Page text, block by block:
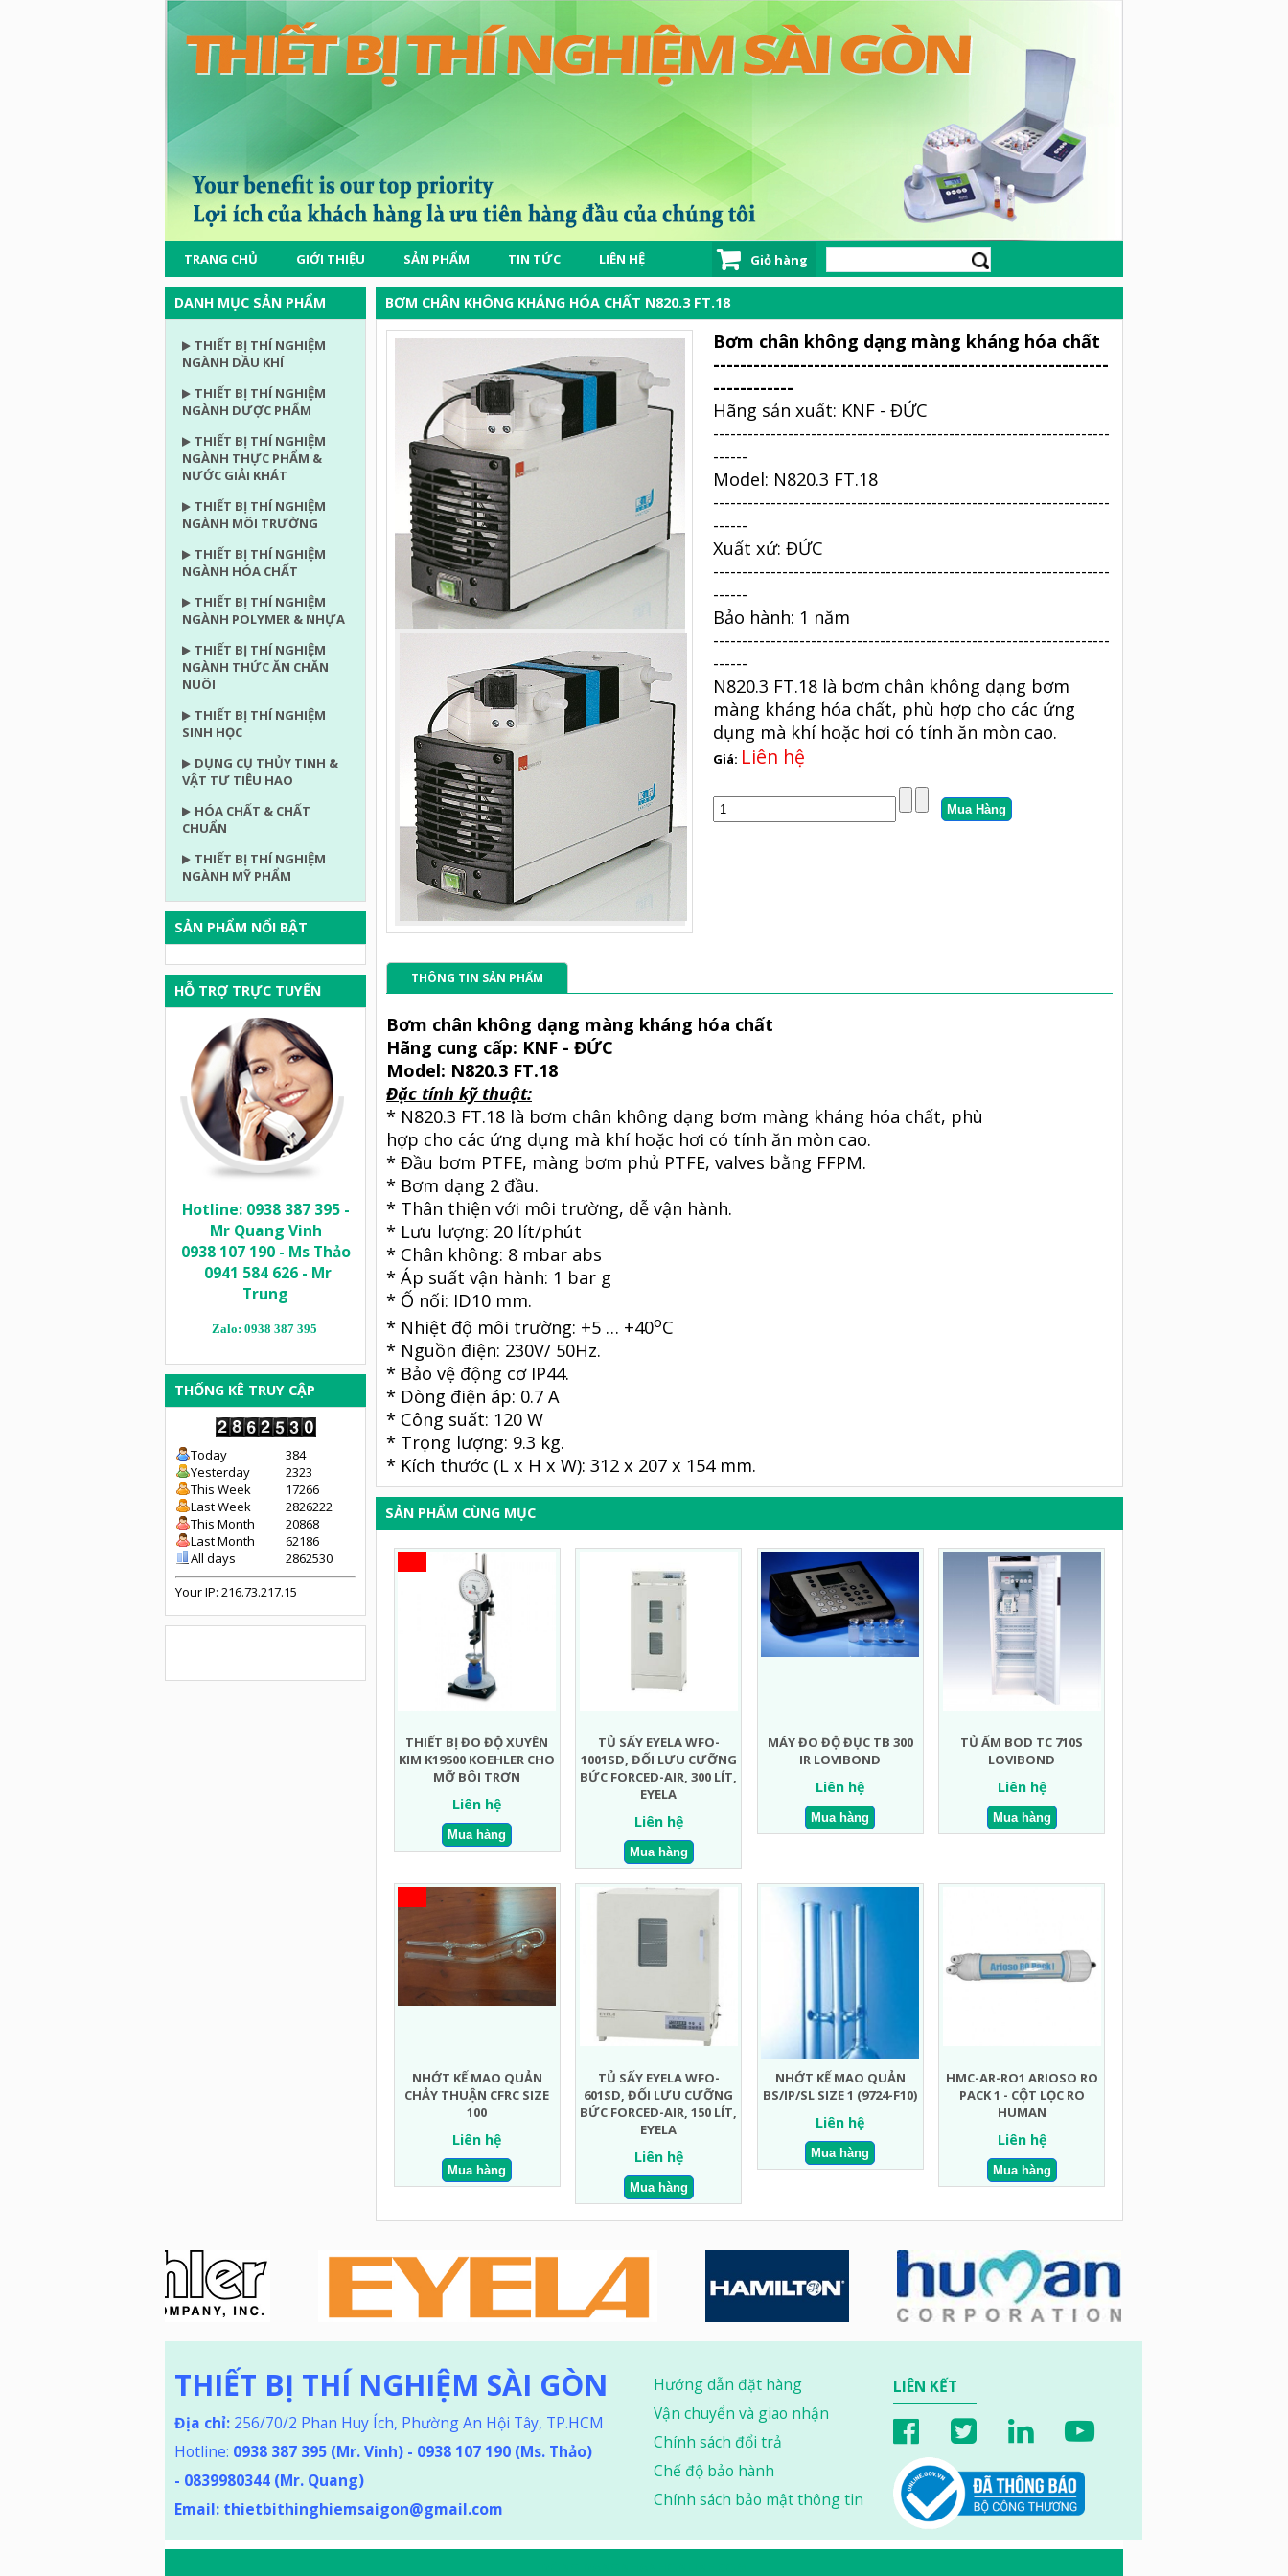
Giỏ hàng
TRANG CHỦ GIỚI THIỆU SẢN PHẨM TIN TỨC LIÊN HỆ
DANH MỤC SẢN PHẨM
THIẾT BỊ THÍ NGHIỆM
NGÀNH DẦU KHÍ
THIẾT BỊ THÍ NGHIỆM
NGÀNH DƯỢC PHẨM
THIẾT BỊ THÍ NGHIỆM
NGÀNH THỰC PHẨM &
NƯỚC GIẢI KHÁT
THIẾT BỊ THÍ NGHIỆM
NGÀNH MÔI TRƯỜNG
THIẾT BỊ THÍ NGHIỆM
NGÀNH HÓA CHẤT
THIẾT BỊ THÍ NGHIỆM
NGÀNH POLYMER & NHỰA
THIẾT BỊ THÍ NGHIỆM
NGÀNH THỨC ĂN CHĂN
NUÔI
THIẾT BỊ THÍ NGHIỆM
SINH HỌC
DỤNG CỤ THỦY TINH &
VẬT TƯ TIÊU HAO
HÓA CHẤT & CHẤT
CHUẨN
THIẾT BỊ THÍ NGHIỆM
NGÀNH MỸ PHẨM
SẢN PHẨM NỔI BẬT
HỖ TRỢ TRỰC TUYẾN
Hotline: 0938 387 395 -
Mr Quang Vinh
0938 107 190 - Ms Thảo
0941 584 626 - Mr
Trung
Zalo: 0938 387 395
THỐNG KÊ TRUY CẬP
Today
384
Yesterday
2323
This Week
17266
Last Week
2826222
This Month
20868
Last Month
62186
All days
2862530
Your IP: 216.73.217.15
BƠM CHÂN KHÔNG KHÁNG HÓA CHẤT N820.3 FT.18
Bơm chân không dạng màng kháng hóa chất
-----------------------------------------------------------
------------
Hãng sản xuất: KNF - ĐỨC
---------------------------------------------------------------------
------
Model: N820.3 FT.18
---------------------------------------------------------------------
------
Xuất xứ: ĐỨC
---------------------------------------------------------------------
------
Bảo hành: 1 năm
---------------------------------------------------------------------
------
N820.3 FT.18 là bơm chân không dạng bơm
màng kháng hóa chất, phù hợp cho các ứng
dụng mà khí hoặc hơi có tính ăn mòn cao.
Giá: Liên hệ
THÔNG TIN SẢN PHẨM
Bơm chân không dạng màng kháng hóa chất
Hãng cung cấp: KNF - ĐỨC
Model: N820.3 FT.18
Đặc tính kỹ thuật:
* N820.3 FT.18 là bơm chân không dạng bơm màng kháng hóa chất, phù
hợp cho các ứng dụng mà khí hoặc hơi có tính ăn mòn cao.
* Đầu bơm PTFE, màng bơm phủ PTFE, valves bằng FFPM.
* Bơm dạng 2 đầu.
* Thân thiện với môi trường, dễ vận hành.
* Lưu lượng: 20 lít/phút
* Chân không: 8 mbar abs
* Áp suất vận hành: 1 bar g
* Ố nối: ID10 mm.
* Nhiệt độ môi trường: +5 … +40oC
* Nguồn điện: 230V/ 50Hz.
* Bảo vệ động cơ IP44.
* Dòng điện áp: 0.7 A
* Công suất: 120 W
* Trọng lượng: 9.3 kg.
* Kích thước (L x H x W): 312 x 207 x 154 mm.
SẢN PHẨM CÙNG MỤC
THIẾT BỊ ĐO ĐỘ XUYÊN
KIM K19500 KOEHLER CHO
MỠ BÔI TRƠN
Liên hệ
TỦ SẤY EYELA WFO-
1001SD, ĐỐI LƯU CƯỠNG
BỨC FORCED-AIR, 300 LÍT,
EYELA
Liên hệ
MÁY ĐO ĐỘ ĐỤC TB 300
IR LOVIBOND
Liên hệ
TỦ ẤM BOD TC 710S
LOVIBOND
Liên hệ
NHỚT KẾ MAO QUẢN
CHẢY THUẬN CFRC SIZE
100
Liên hệ
TỦ SẤY EYELA WFO-
601SD, ĐỐI LƯU CƯỠNG
BỨC FORCED-AIR, 150 LÍT,
EYELA
Liên hệ
NHỚT KẾ MAO QUẢN
BS/IP/SL SIZE 1 (9724-F10)
Liên hệ
HMC-AR-RO1 ARIOSO RO
PACK 1 - CỘT LỌC RO
HUMAN
Liên hệ
THIẾT BỊ THÍ NGHIỆM SÀI GÒN
Địa chỉ: 256/70/2 Phan Huy Ích, Phường An Hội Tây, TP.HCM
Hotline: 0938 387 395 (Mr. Vinh) - 0938 107 190 (Ms. Thảo)
- 0839980344 (Mr. Quang)
Email: thietbithinghiemsaigon@gmail.com
Hướng dẫn đặt hàng
Vận chuyển và giao nhận
Chính sách đổi trả
Chế độ bảo hành
Chính sách bảo mật thông tin
LIÊN KẾT